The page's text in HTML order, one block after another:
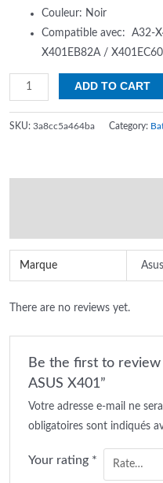
Couleur: Noir
Compatible avec: A32-
X401EB82A /
Batterie
Pc
Portable
quantity
ADD TO CART
SKU: 3a8cc5a464ba Category:
Marque Asus
There are no reviews yet.
Be the first to
ASUS X401”
Votre adresse e-mail ne
obligatoires sont indiqués
Your rating *